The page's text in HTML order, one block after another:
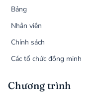
Bảng
Nhân viên
Chính sách
Các tổ chức đồng minh
Chương trình